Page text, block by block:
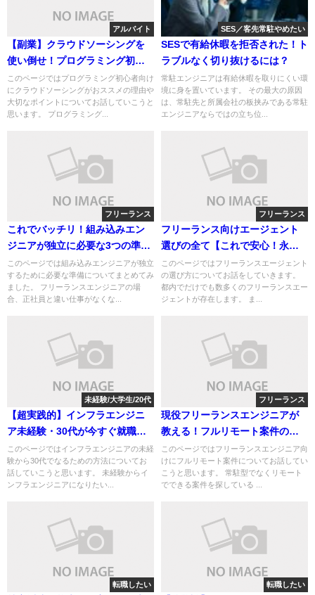
アルバイト
【副業】クラウドソーシングを
使い倒せ！プログラミング初心
者編
このページではプログラミング初心者向け
にクラウドソーシングがおススメの理由や
大切なポイントについてお話していこうと
思います。 プログラミング...
SES／客先常駐やめたい
SESで有給休暇を拒否された！ト
ラブルなく切り抜けるには？
常駐エンジニアは有給休暇を取りにくい環
境に身を置いています。 その最大の原因
は、常駐先と所属会社の板挟みである常駐
エンジニアならではの立ち位...
フリーランス
これでバッチリ！組み込みエン
ジニアが独立に必要な3つの準備
とは
このページでは組み込みエンジニアが独立
するために必要な準備についてまとめてみ
ました。 フリーランスエンジニアの場
合、正社員と違い仕事がなくな...
フリーランス
フリーランス向けエージェント
選びの全て【これで安心！永久
保存版】
このページではフリーランスエージェント
の選び方についてお話をしていきます。
都内でだけでも数多くのフリーランスエー
ジェントが存在します。 ま...
未経験/大学生/20代
【超実践的】インフラエンジニ
ア未経験・30代が今すぐ就職す
る方法
このページではインフラエンジニアの未経
験から30代でなるための方法についてお
話していこうと思います。 未経験からイ
ンフラエンジニアになりたい...
フリーランス
現役フリーランスエンジニアが
教える！フルリモート案件の獲
得方法
このページではフリーランスエンジニア向
けにフルリモート案件についてお話してい
こうと思います。 常駐型でなくリモート
でできる案件を探している ...
転職したい 転職したい